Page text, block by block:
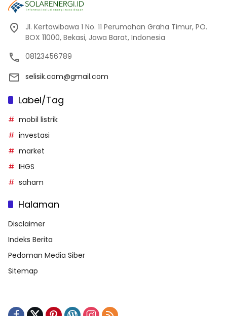
Jl. Kertawibawa 1 No. 11 Perumahan Graha Timur, PO.
BOX 11000, Bekasi, Jawa Barat, Indonesia
08123456789
selisik.com@gmail.com
Label/Tag
mobil listrik
investasi
market
IHGS
saham
Halaman
Disclaimer
Indeks Berita
Pedoman Media Siber
Sitemap